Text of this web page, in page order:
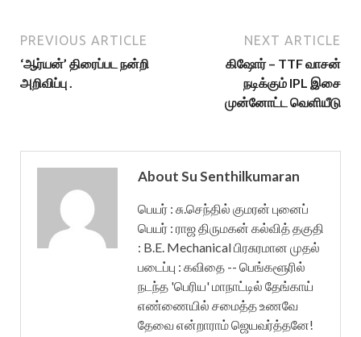
PREVIOUS ARTICLE
‘ஆர்யன்’ திரைப்பட நன்றி
அறிவிப்பு .
NEXT ARTICLE
கிஷோர் – TTF வாசன்
நடிக்கும் IPL இசை
முன்னோட்ட வெளியீடு
About Su Senthilkumaran
பெயர் : சு.செந்தில் குமரன் புனைப்
பெயர் : ராஜ திருமகன் கல்வித் தகுதி
: B.E. Mechanical பிரசுரமான முதல்
படைப்பு : கவிதை -- பெங்களூரில்
நடந்த 'பெரிய' மாநாட்டில் தேங்காய்
எண்ணையில் சமைத்த உணவே
தேவை என்றாராம் ஜெயவர்த்தனே!